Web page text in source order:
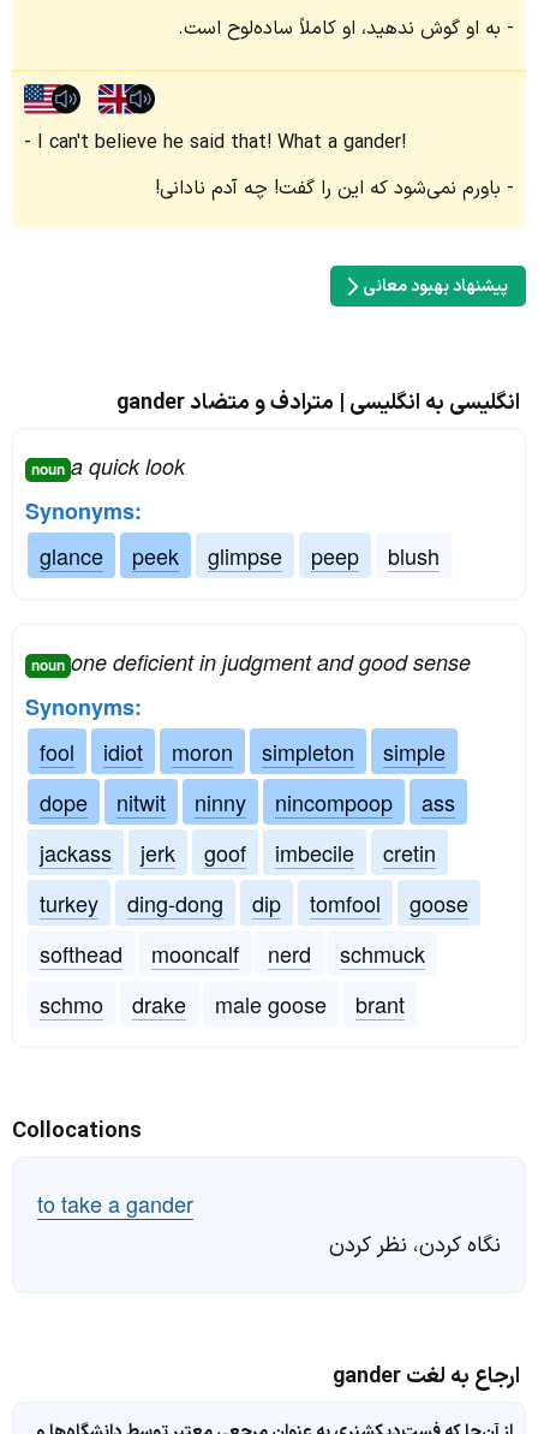
به او گوش ندهید، او کاملاً ساده‌لوح است.
I can't believe he said that! What a gander!
باورم نمی‌شود که این را گفت! چه آدم نادانی!
پیشنهاد بهبود معانی
انگلیسی به انگلیسی | مترادف و متضاد gander
noun a quick look
Synonyms:
glance
peek glimpse peep blush
noun one deficient in judgment and good sense
Synonyms:
fool
idiot moron simpleton
simple
dope
nitwit ninny nincompoop
ass
jackass
jerk goof imbecile
cretin
turkey
ding-dong dip tomfool
goose
softhead
mooncalf nerd
schmuck
schmo
drake male goose brant
Collocations
to take a gander
نگاه کردن، نظر کردن
ارجاع به لغت gander